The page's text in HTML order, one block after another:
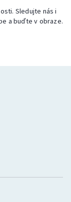
Sledujte nás i
a buďte v obraze.